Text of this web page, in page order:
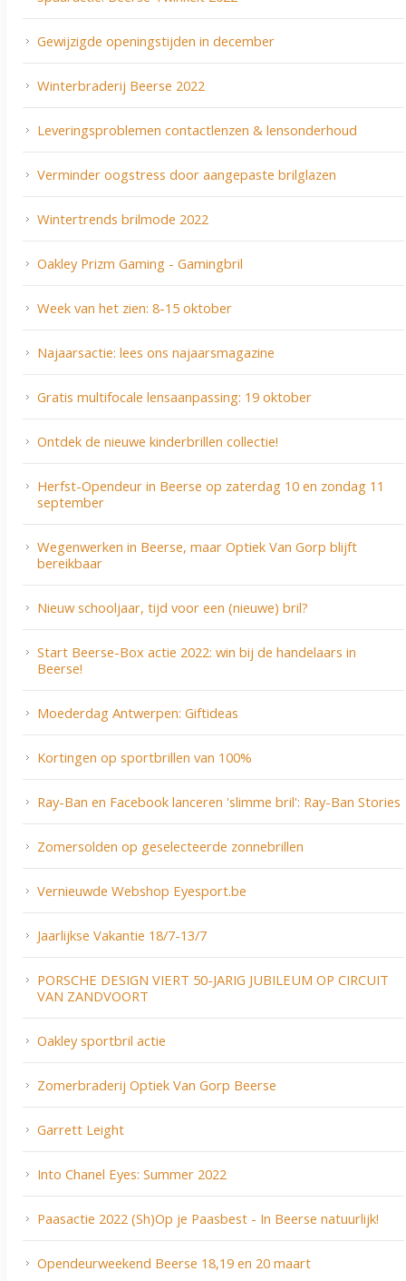
Gewijzigde openingstijden in december
Winterbraderij Beerse 2022
Leveringsproblemen contactlenzen & lensonderhoud
Verminder oogstress door aangepaste brilglazen
Wintertrends brilmode 2022
Oakley Prizm Gaming - Gamingbril
Week van het zien: 8-15 oktober
Najaarsactie: lees ons najaarsmagazine
Gratis multifocale lensaanpassing: 19 oktober
Ontdek de nieuwe kinderbrillen collectie!
Herfst-Opendeur in Beerse op zaterdag 10 en zondag 11
september
Wegenwerken in Beerse, maar Optiek Van Gorp blijft
bereikbaar
Nieuw schooljaar, tijd voor een (nieuwe) bril?
Start Beerse-Box actie 2022: win bij de handelaars in
Beerse!
Moederdag Antwerpen: Giftideas
Kortingen op sportbrillen van 100%
Ray-Ban en Facebook lanceren 'slimme bril': Ray-Ban Stories
Zomersolden op geselecteerde zonnebrillen
Vernieuwde Webshop Eyesport.be
Jaarlijkse Vakantie 18/7-13/7
PORSCHE DESIGN VIERT 50-JARIG JUBILEUM OP CIRCUIT
VAN ZANDVOORT
Oakley sportbril actie
Zomerbraderij Optiek Van Gorp Beerse
Garrett Leight
Into Chanel Eyes: Summer 2022
Paasactie 2022 (Sh)Op je Paasbest - In Beerse natuurlijk!
Opendeurweekend Beerse 18,19 en 20 maart